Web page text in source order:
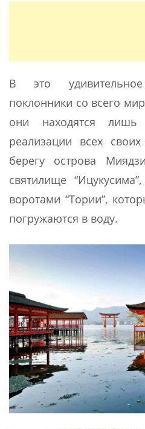
В это
поклонники со всего
они находятся
реализации всех
берегу острова
святилище
воротами “Тории”,
погружаются в воду.